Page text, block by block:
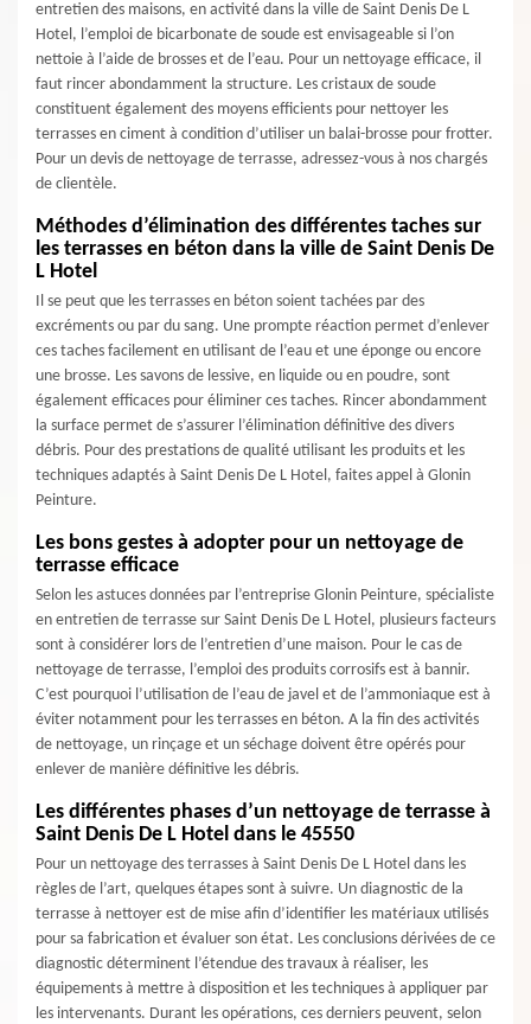
entretien des maisons, en activité dans la ville de Saint Denis De L
Hotel, l’emploi de bicarbonate de soude est envisageable si l’on
nettoie à l’aide de brosses et de l’eau. Pour un nettoyage efficace, il
faut rincer abondamment la structure. Les cristaux de soude
constituent également des moyens efficients pour nettoyer les
terrasses en ciment à condition d’utiliser un balai-brosse pour frotter.
Pour un devis de nettoyage de terrasse, adressez-vous à nos chargés
de clientèle.
Méthodes d’élimination des différentes taches sur
les terrasses en béton dans la ville de Saint Denis De
L Hotel
Il se peut que les terrasses en béton soient tachées par des
excréments ou par du sang. Une prompte réaction permet d’enlever
ces taches facilement en utilisant de l’eau et une éponge ou encore
une brosse. Les savons de lessive, en liquide ou en poudre, sont
également efficaces pour éliminer ces taches. Rincer abondamment
la surface permet de s’assurer l’élimination définitive des divers
débris. Pour des prestations de qualité utilisant les produits et les
techniques adaptés à Saint Denis De L Hotel, faites appel à Glonin
Peinture.
Les bons gestes à adopter pour un nettoyage de
terrasse efficace
Selon les astuces données par l’entreprise Glonin Peinture, spécialiste
en entretien de terrasse sur Saint Denis De L Hotel, plusieurs facteurs
sont à considérer lors de l’entretien d’une maison. Pour le cas de
nettoyage de terrasse, l’emploi des produits corrosifs est à bannir.
C’est pourquoi l’utilisation de l’eau de javel et de l’ammoniaque est à
éviter notamment pour les terrasses en béton. A la fin des activités
de nettoyage, un rinçage et un séchage doivent être opérés pour
enlever de manière définitive les débris.
Les différentes phases d’un nettoyage de terrasse à
Saint Denis De L Hotel dans le 45550
Pour un nettoyage des terrasses à Saint Denis De L Hotel dans les
règles de l’art, quelques étapes sont à suivre. Un diagnostic de la
terrasse à nettoyer est de mise afin d’identifier les matériaux utilisés
pour sa fabrication et évaluer son état. Les conclusions dérivées de ce
diagnostic déterminent l’étendue des travaux à réaliser, les
équipements à mettre à disposition et les techniques à appliquer par
les intervenants. Durant les opérations, ces derniers peuvent, selon